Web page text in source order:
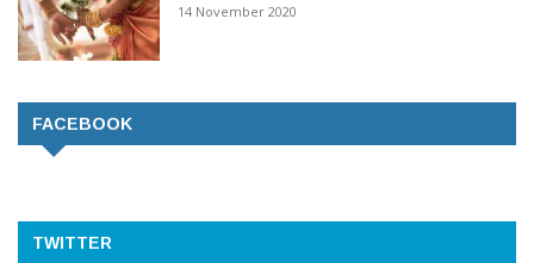
14 November 2020
FACEBOOK
TWITTER